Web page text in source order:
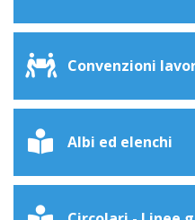
Convenzioni
Albi ed elenchi